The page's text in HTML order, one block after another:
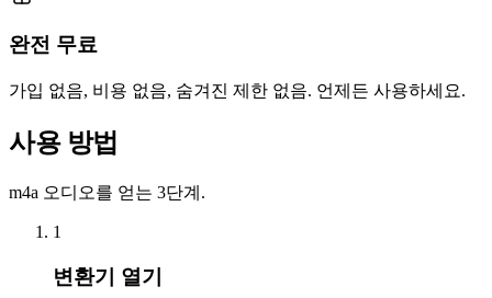
완전 무료
가입 없음, 비용 없음, 숨겨진 제한 없음. 언제든 사용하세요.
사용 방법
m4a 오디오를 얻는 3단계.
1
변환기 열기